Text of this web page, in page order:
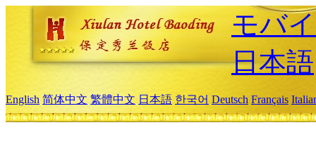
モバ
日本語
English 简体中文 繁體中文 日本語 한국어 Deutsch Français